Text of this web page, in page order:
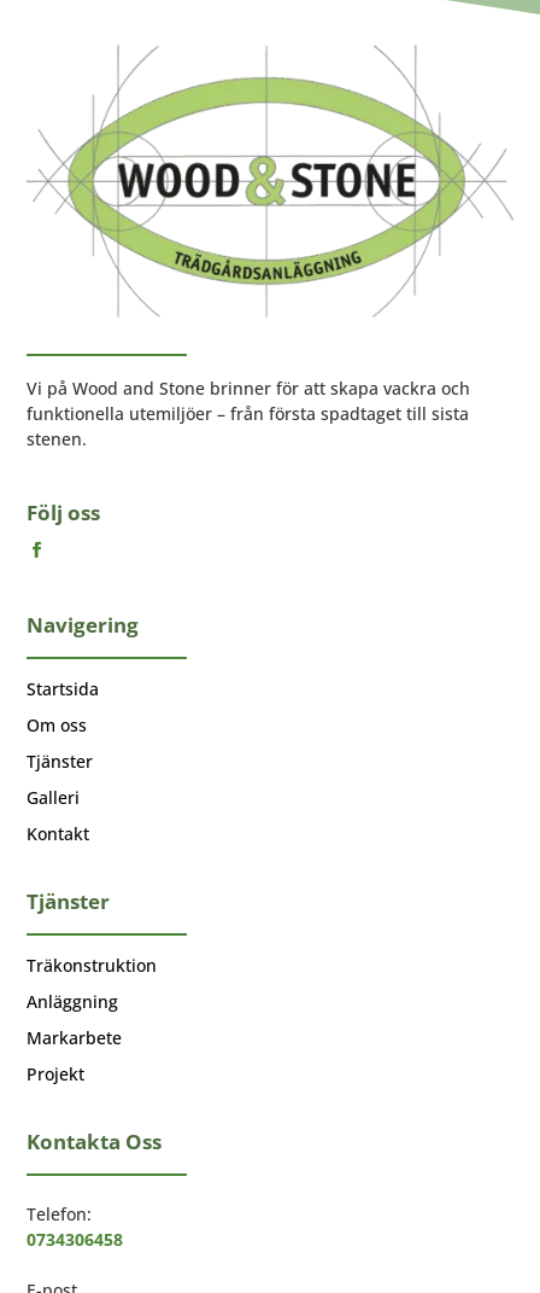
Vi på Wood and Stone brinner för att skapa vackra och
funktionella utemiljöer – från första spadtaget till sista
stenen.
Följ oss
Navigering
Startsida
Om oss
Tjänster
Galleri
Kontakt
Tjänster
Träkonstruktion
Anläggning
Markarbete
Projekt
Kontakta Oss
Telefon:
0734306458